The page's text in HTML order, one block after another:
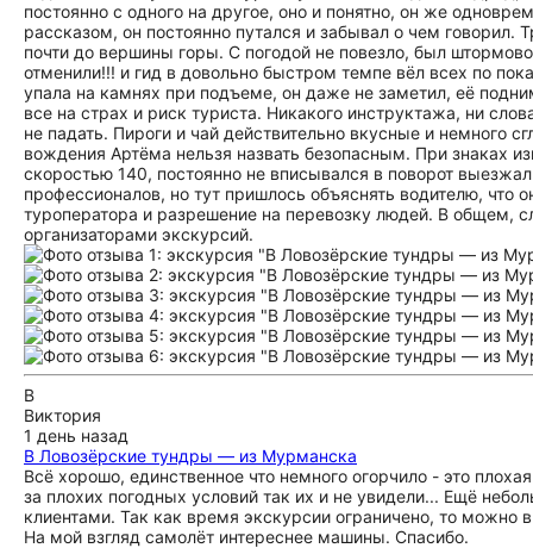
постоянно с одного на другое, оно и понятно, он же
рассказом, он постоянно путался и забывал о чем
почти до вершины горы. С погодой не повезло, был
отменили!!! и гид в довольно быстром темпе вёл всех по
упала на камнях при подъеме, он даже не заметил, её
все на страх и риск туриста. Никакого инструктажа, ни
не падать. Пироги и чай действительно вкусные и немного
вождения Артёма нельзя назвать безопасным. При знаках
скоростью 140, постоянно не вписывался в поворот
профессионалов, но тут пришлось объяснять водителю, что
туроператора и разрешение на перевозку людей. В общем,
организаторами экскурсий.
В
Виктория
1 день назад
В Ловозёрские тундры — из Мурманска
Всё хорошо, единственное что немного огорчило - это
за плохих погодных условий так их и не увидели... Ещё
клиентами. Так как время экскурсии ограничено, то можно
На мой взгляд самолёт интереснее машины. Спасибо.